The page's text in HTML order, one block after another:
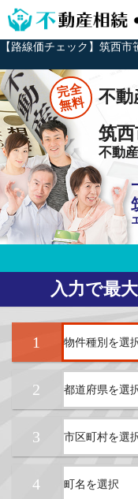
【路線価チェック】筑西
完全
無料 不動
筑
不動
入力で最
1
2
3
4